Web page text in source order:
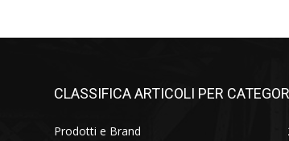
CLASSIFICA ARTICOLI PER
Prodotti e Brand